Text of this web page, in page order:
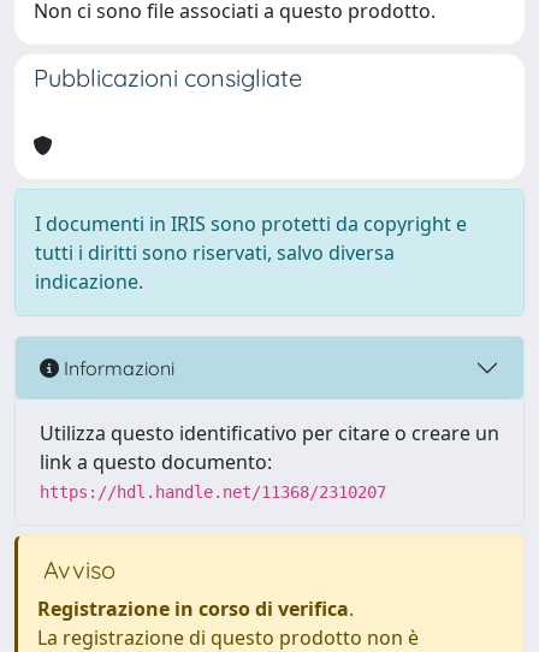
Non ci sono file associati a questo prodotto.
Pubblicazioni consigliate
I documenti in IRIS sono protetti da copyright e
tutti i diritti sono riservati, salvo diversa
indicazione.
Informazioni
Utilizza questo identificativo per citare o creare un
link a questo documento:
https://hdl.handle.net/11368/2310207
Avviso
Registrazione in corso di verifica.
La registrazione di questo prodotto non è